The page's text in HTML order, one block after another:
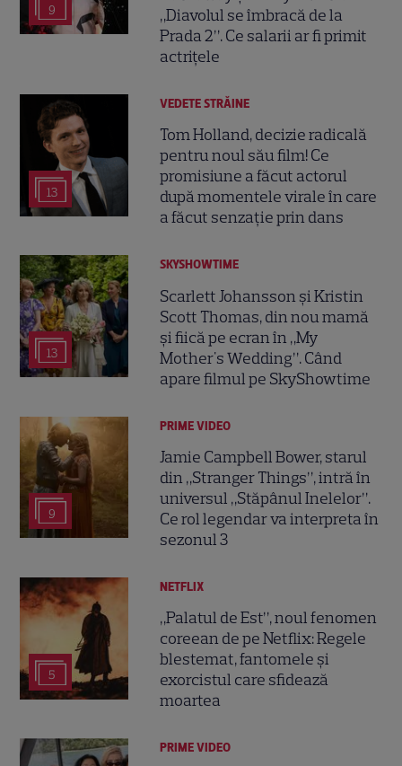
9
„Diavolul se îmbracă de la
Prada 2”. Ce salarii ar fi primit
actrițele
13
VEDETE STRĂINE
Tom Holland, decizie radicală
pentru noul său film! Ce
promisiune a făcut actorul
după momentele virale în care
a făcut senzație prin dans
13
SKYSHOWTIME
Scarlett Johansson și Kristin
Scott Thomas, din nou mamă
și fiică pe ecran în „My
Mother's Wedding”. Când
apare filmul pe SkyShowtime
9
PRIME VIDEO
Jamie Campbell Bower, starul
din „Stranger Things”, intră în
universul „Stăpânul Inelelor”.
Ce rol legendar va interpreta în
sezonul 3
5
NETFLIX
„Palatul de Est”, noul fenomen
coreean de pe Netflix: Regele
blestemat, fantomele și
exorcistul care sfidează
moartea
PRIME VIDEO